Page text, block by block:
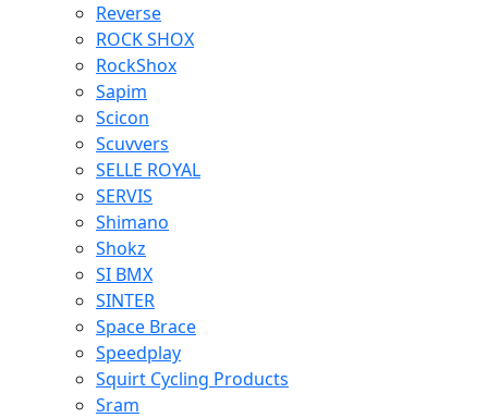
Reverse
ROCK SHOX
RockShox
Sapim
Scicon
Scuvvers
SELLE ROYAL
SERVIS
Shimano
Shokz
SI BMX
SINTER
Space Brace
Speedplay
Squirt Cycling Products
Sram